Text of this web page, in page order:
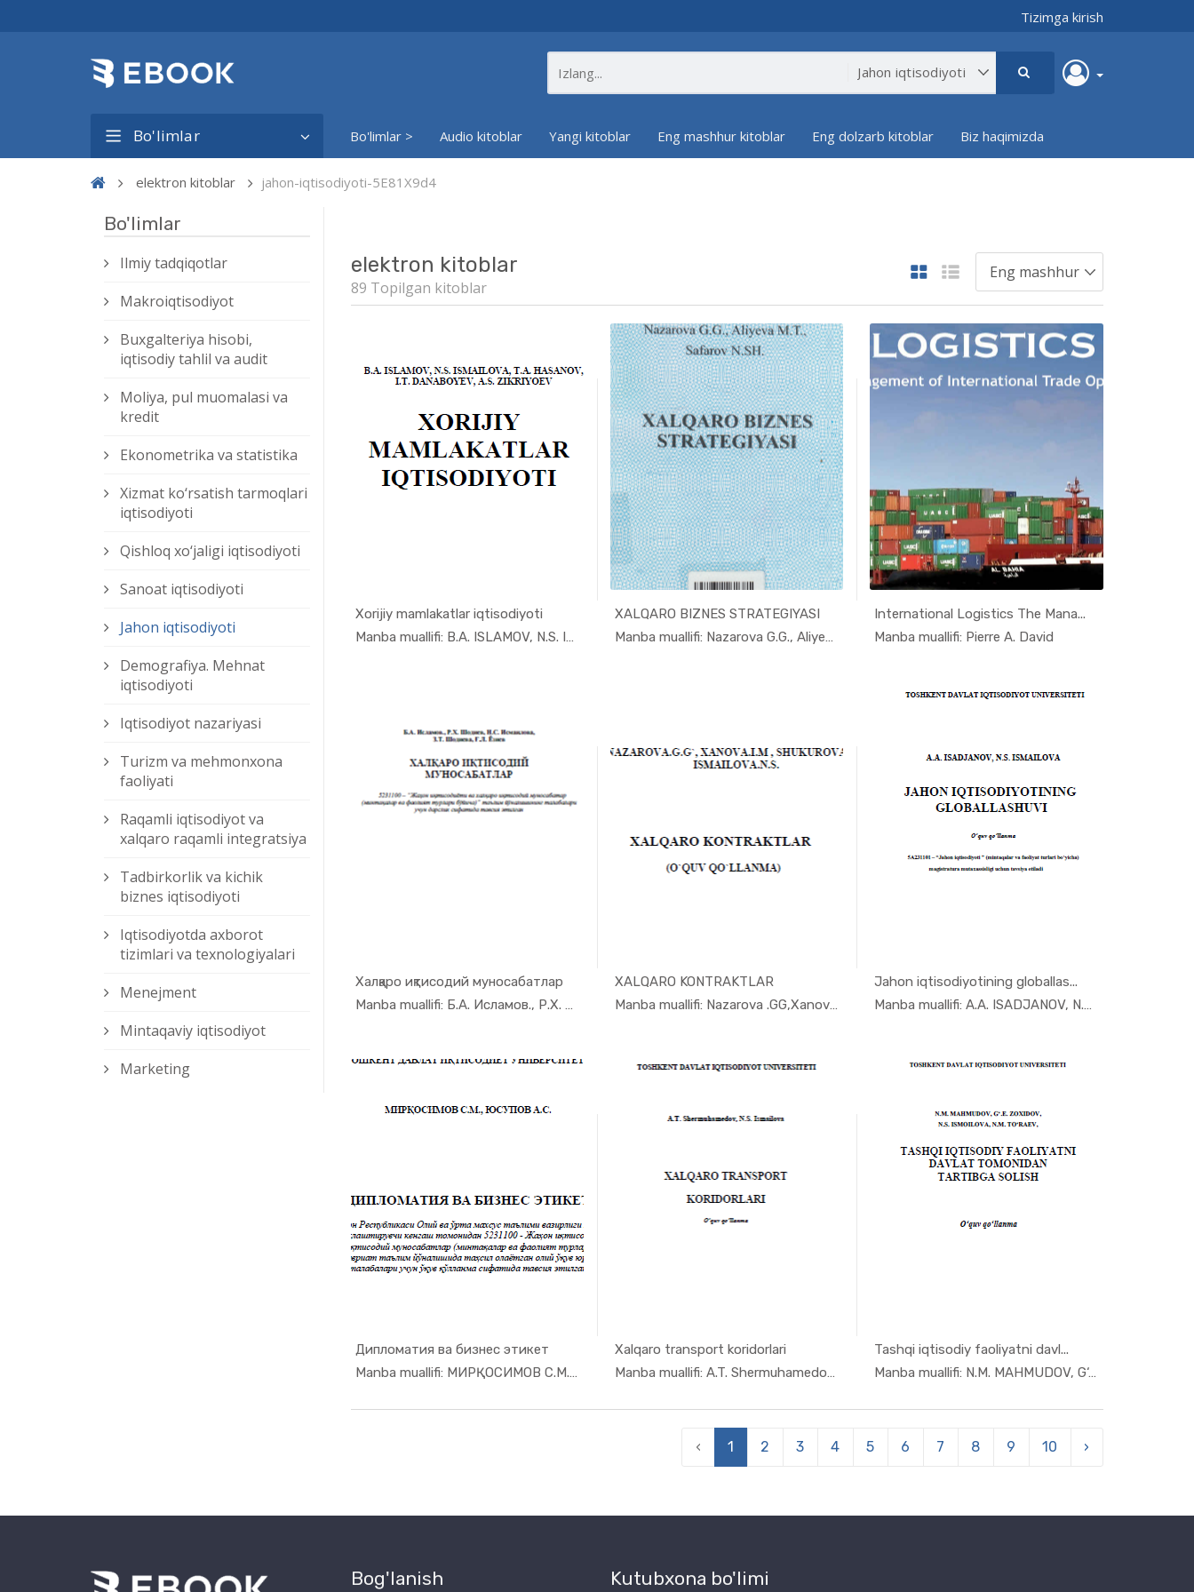
Tizimga kirish
Bo'limlar Bo'limlar > Audio kitoblar Yangi kitoblar Eng mashhur kitoblar Eng dolzarb kitoblar Biz haqimizda
elektron kitoblar jahon-iqtisodiyoti-5E81X9d4
Bo'limlar
Ilmiy tadqiqotlar
Makroiqtisodiyot
Buxgalteriya hisobi,
iqtisodiy tahlil va audit
Moliya, pul muomalasi va
kredit
Ekonometrika va statistika
Xizmat kо‘rsatish tarmoqlari
iqtisodiyoti
Qishloq xо‘jaligi iqtisodiyoti
Sanoat iqtisodiyoti
Jahon iqtisodiyoti
Demografiya. Mehnat
iqtisodiyoti
Iqtisodiyot nazariyasi
Turizm va mehmonxona
faoliyati
Raqamli iqtisodiyot va
xalqaro raqamli integratsiya
Tadbirkorlik va kichik
biznes iqtisodiyoti
Iqtisodiyotda axborot
tizimlari va texnologiyalari
Menejment
Mintaqaviy iqtisodiyot
Marketing
elektron kitoblar
89 Topilgan kitoblar
Xorijiy mamlakatlar iqtisodiyoti
Manba muallifi: B.A. ISLAMOV, N.S. ISMAIL...
In Jahon i...
XALQARO BIZNES STRATEGIYASI
Manba muallifi: Nazarova G.G., Aliyeva M....
In Jahon i...
International Logistics The Mana...
Manba muallifi: Pierre A. David
In Jahon i...
Халқаро иқтисодий муносабатлар
Manba muallifi: Б.А. Исламов., Р.Х. Шодие...
In Jahon i...
XALQARO KONTRAKTLAR
Manba muallifi: Nazarova .GG,Xanova.I.M, ...
In Jahon i...
Jahon iqtisodiyotining globallas...
Manba muallifi: A.A. ISADJANOV, N.S. ISMA...
In Jahon i...
Дипломатия ва бизнес этикет
Manba muallifi: МИРҚОСИМОВ С.М., ЮСУПОВ А.С.
In Jahon i...
Xalqaro transport koridorlari
Manba muallifi: A.T. Shermuhamedov, N.S. ...
In Jahon i...
Tashqi iqtisodiy faoliyatni davl...
Manba muallifi: N.M. MAHMUDOV, G‘.E. ZOXI...
In Jahon i...
‹ 1 2 3 4 5 6 7 8 9 10 ›
Bog'lanish Kutubxona bo'limi